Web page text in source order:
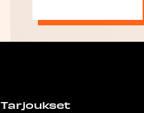
Tarjoukset